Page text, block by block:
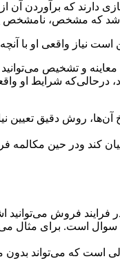
دارند که برآوردن
که مشخص، نا‌مشخص
نیاز واقعی او با
و تشخیص
در‌حالی‌که شرایط او
روش دقیق تعیین
ودر حین مکالمه
فروش می‌توانید
است. برای مثال
است که می‌تواند بدون